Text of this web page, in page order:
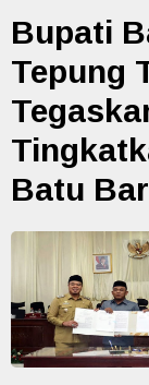
Bupati
Tepung
Batu